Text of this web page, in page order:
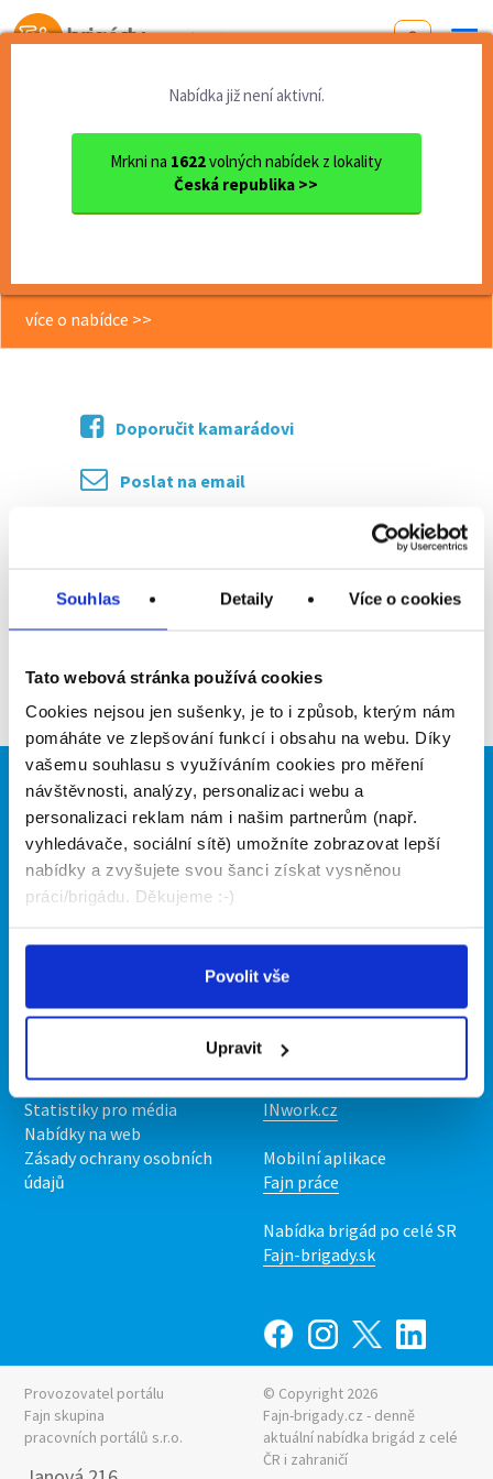
Souhlas Detaily Více o cookies
Tato webová stránka používá cookies
Cookies nejsou jen sušenky, je to i způsob, kterým nám
pomáháte ve zlepšování funkcí i obsahu na webu. Díky
vašemu souhlasu s využíváním cookies pro měření
návštěvnosti, analýzy, personalizaci webu a
personalizaci reklam nám i našim partnerům (např.
vyhledávače, sociální sítě) umožníte zobrazovat lepší
nabídky a zvyšujete svou šanci získat vysněnou
práci/brigádu. Děkujeme :-)
Povolit vše
Upravit
Od první brigády
Nabídka již není aktivní.
Mrkni na 1622volných nabídek z lokality
Česká republika >>
Liberecký kraj okres Liberec
Brigáda v McDonald's O...
Brigáda v McDonald's Oc Forum;
více o nabídce >>
Doporučit kamarádovi
Poslat na email
Zpět
Brigádníci
Články
Hledané brigády
Firmy
Vložit inzerát
Ceník
Kontakt
Upravit předvolby cookies
Statistiky pro média
Nabídky na web
Zásady ochrany osobních
údajů
Naše další projekty
Mobilní aplikace
Nabídka práce z celé ČR
INwork.cz
Mobilní aplikace
Fajn práce
Nabídka brigád po celé SR
Fajn-brigady.sk
Provozovatel portálu
Fajn skupina
pracovních portálů s.r.o.
© Copyright 2026
Fajn-brigady.cz - denně
aktuální nabídka brigád z celé
ČR i zahraničí